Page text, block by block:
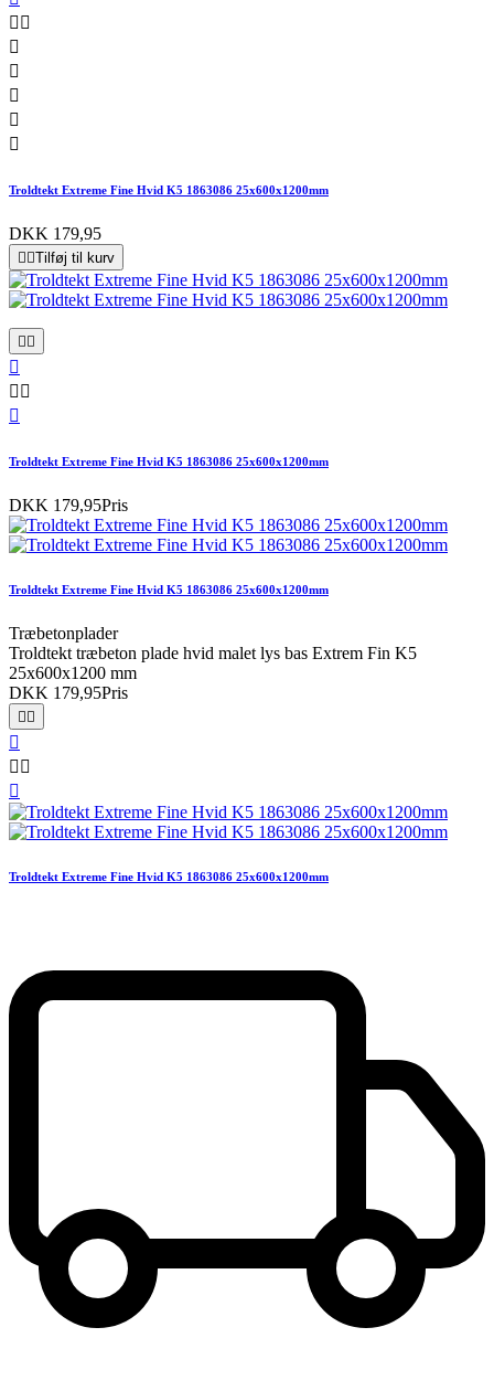
 





Troldtekt Extreme Fine Hvid K5 1863086 25x600x1200mm
DKK 179,95
 Tilføj til kurv
 

 

Troldtekt Extreme Fine Hvid K5 1863086 25x600x1200mm
DKK 179,95Pris
Troldtekt Extreme Fine Hvid K5 1863086 25x600x1200mm
Træbetonplader
Troldtekt træbeton plade hvid malet lys bas Extrem Fin K5
25x600x1200 mm
DKK 179,95Pris
 

 

Troldtekt Extreme Fine Hvid K5 1863086 25x600x1200mm